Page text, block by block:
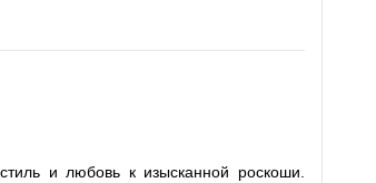
и любовь к изысканной роскоши.